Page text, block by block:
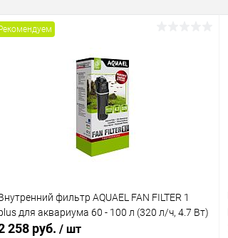
фильтр AQUAEL FAN FILTER 1
для аквариума 60 - 100 л (320 л/ч, 4.7 Вт)
258 руб. / шт